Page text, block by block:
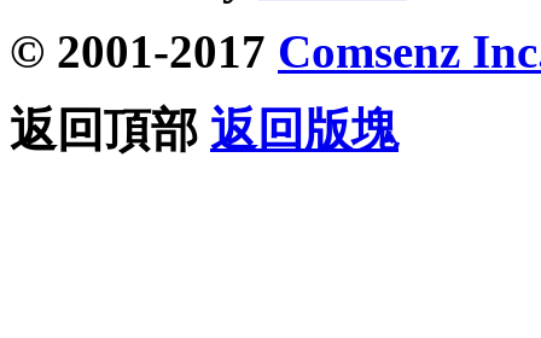
© 2001-2017 Comsenz
返回頂部 返回版塊